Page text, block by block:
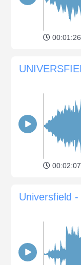
00:01:26
00:02:07
Universfield